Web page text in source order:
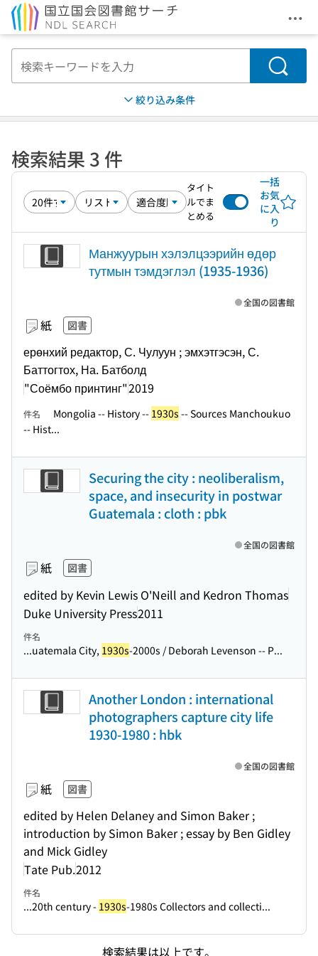
メ
検索
絞り込み条件
検索結果 3 件
タイト
ルでま
とめる
一括
お気
に入
り
Манжуурын хэлэлцээрийн өдөр
тутмын тэмдэглэл (1935-1936)
紙 図書
ерөнхий редактор, С. Чулуун ; эмхэтгэсэн, С.
Баттогтох, На. Батболд
"Соёмбо принтинг"2019
全国の図書館
件名 Mongolia -- History -- 1930s -- Sources Manchoukuo
-- Hist...
Securing the city : neoliberalism,
space, and insecurity in postwar
Guatemala : cloth : pbk
紙 図書
edited by Kevin Lewis O'Neill and Kedron Thomas
Duke University Press2011
全国の図書館
件名
...uatemala City, 1930s-2000s / Deborah Levenson -- P...
Another London : international
photographers capture city life
1930-1980 : hbk
紙 図書
edited by Helen Delaney and Simon Baker ;
introduction by Simon Baker ; essay by Ben Gidley
and Mick Gidley
Tate Pub.2012
全国の図書館
件名
...20th century - 1930s-1980s Collectors and collecti...
検索結果は以上です。